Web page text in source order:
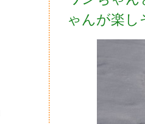
ゃんが楽し